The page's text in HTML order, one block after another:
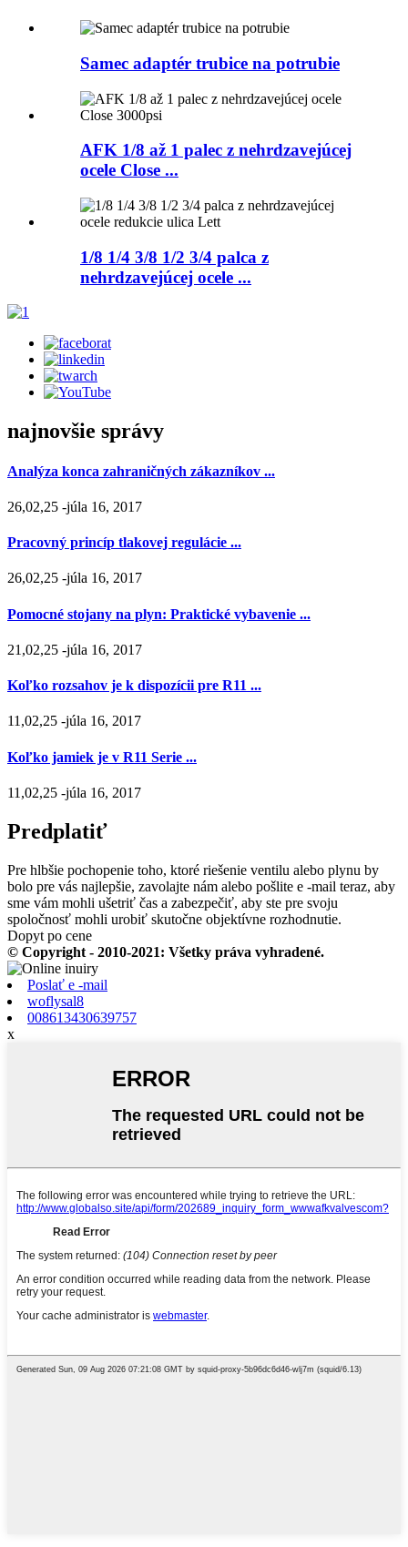
Samec adaptér trubice na potrubie
AFK 1/8 až 1 palec z nehrdzavejúcej
ocele Close ...
1/8 1/4 3/8 1/2 3/4 palca z
nehrdzavejúcej ocele ...
najnovšie správy
Analýza konca zahraničných zákazníkov ...
26,02,25 -júla 16, 2017
Pracovný princíp tlakovej regulácie ...
26,02,25 -júla 16, 2017
Pomocné stojany na plyn: Praktické vybavenie ...
21,02,25 -júla 16, 2017
Koľko rozsahov je k dispozícii pre R11 ...
11,02,25 -júla 16, 2017
Koľko jamiek je v R11 Serie ...
11,02,25 -júla 16, 2017
Predplatiť
Pre hlbšie pochopenie toho, ktoré riešenie ventilu alebo plynu by
bolo pre vás najlepšie, zavolajte nám alebo pošlite e -mail teraz, aby
sme vám mohli ušetriť čas a zabezpečiť, aby ste pre svoju
spoločnosť mohli urobiť skutočne objektívne rozhodnutie.
Dopyt po cene
© Copyright - 2010-2021: Všetky práva vyhradené.
Poslať e -mail
woflysal8
008613430639757
x